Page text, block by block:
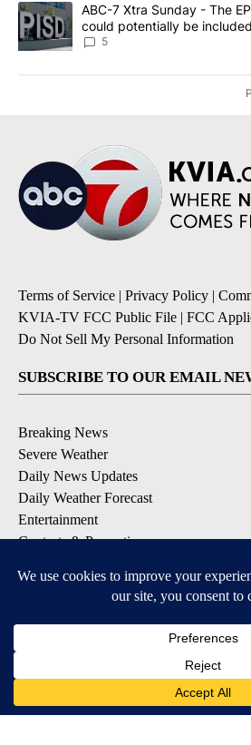
A trending article titled "ABC-7 Xtra
ABC-7 Xtra Sunday - The
could potentially be included
5
Terms of Service | Privacy Policy |
KVIA-TV FCC Public File | FCC
Do Not Sell My Personal Information
SUBSCRIBE TO OUR EMAIL
Breaking News
Severe Weather
Daily News Updates
Daily Weather Forecast
Entertainment
Contests & Promotions
DOWNLOAD OUR APPS
Available for iOS and